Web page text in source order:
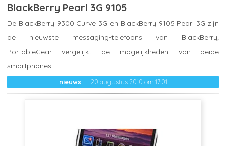
BlackBerry Pearl 3G 9105
nieuws 20 augustus 2010 om 17:01
De BlackBerry 9300 Curve 3G en BlackBerry 9105 Pearl 3G zijn
de nieuwste messaging-telefoons van BlackBerry;
PortableGear vergelijkt de mogelijkheden van beide
smartphones.